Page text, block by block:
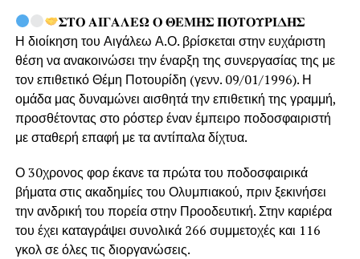
𝚺𝚻𝚶 𝚨𝚰𝚪𝚨𝚲𝚬𝛀 𝚶 𝚯𝚬𝚳𝚮𝚺 𝚷𝚶𝚻𝚶𝚼𝚸𝚰𝚫𝚮𝚺
Η διοίκηση του Αιγάλεω Α.Ο. βρίσκεται στην ευχάριστη
θέση να ανακοινώσει την έναρξη της συνεργασίας της με
τον επιθετικό Θέμη Ποτουρίδη (γενν. 09/01/1996). Η
ομάδα μας δυναμώνει αισθητά την επιθετική της γραμμή,
προσθέτοντας στο ρόστερ έναν έμπειρο ποδοσφαιριστή
με σταθερή επαφή με τα αντίπαλα δίχτυα.
Ο 30χρονος φορ έκανε τα πρώτα του ποδοσφαιρικά
βήματα στις ακαδημίες του Ολυμπιακού, πριν ξεκινήσει
την ανδρική του πορεία στην Προοδευτική. Στην καριέρα
του έχει καταγράψει συνολικά 266 συμμετοχές και 116
γκολ σε όλες τις διοργανώσεις.